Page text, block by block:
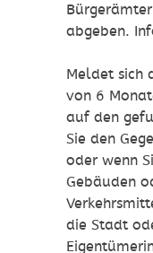
abgeben.
Meldet sich
von 6
auf den
Sie den
oder wenn
Gebäuden
die Stadt